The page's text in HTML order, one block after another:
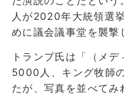
人が2020年大統領選
めに議会議事堂を襲撃
トランプ氏は「（メ
5000人、キング牧師
たが、写真を並べてみ